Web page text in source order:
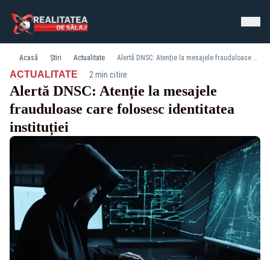
Acasă Știri Actualitate Alertă DNSC: Atenție la mesajele frauduloase care folosesc identitatea instituției
ACTUALITATE· 2 min citire
Alertă DNSC: Atenție la mesajele
frauduloase care folosesc identitatea
instituției